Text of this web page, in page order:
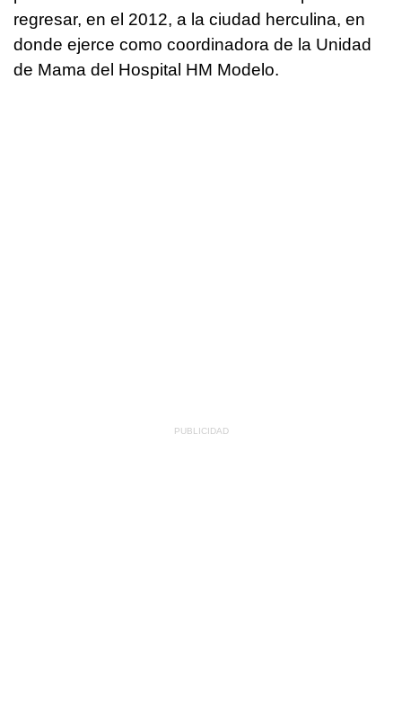
regresar, en el 2012, a la ciudad herculina, en
donde ejerce como coordinadora de la Unidad
de Mama del Hospital HM Modelo.